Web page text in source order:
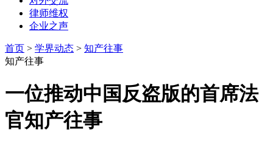
律师维权
企业之声
首页 > 学界动态 > 知产往事
知产往事
一位推动中国反盗版的首席法
官知产往事